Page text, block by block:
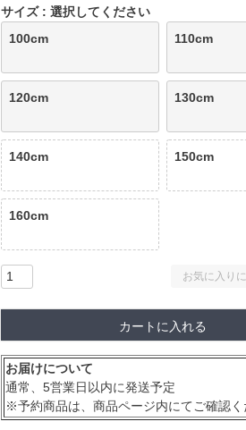
サイズ
選択してください
100cm
110cm
120cm 130cm
140cm 150cm
160cm
お気に入り
カートに入れる
お届けについて
通常、5営業日以内に発送予定
※予約商品は、商品ページ内にてご確認く